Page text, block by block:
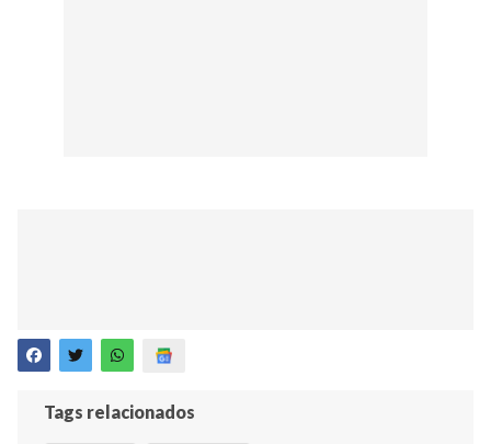
Tags relacionados